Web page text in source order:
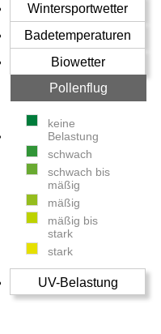
Wintersportwetter
Badetemperaturen
Biowetter
Pollenflug
keine
Belastung
schwach
schwach bis
mäßig
mäßig
mäßig bis
stark
stark
UV-Belastung